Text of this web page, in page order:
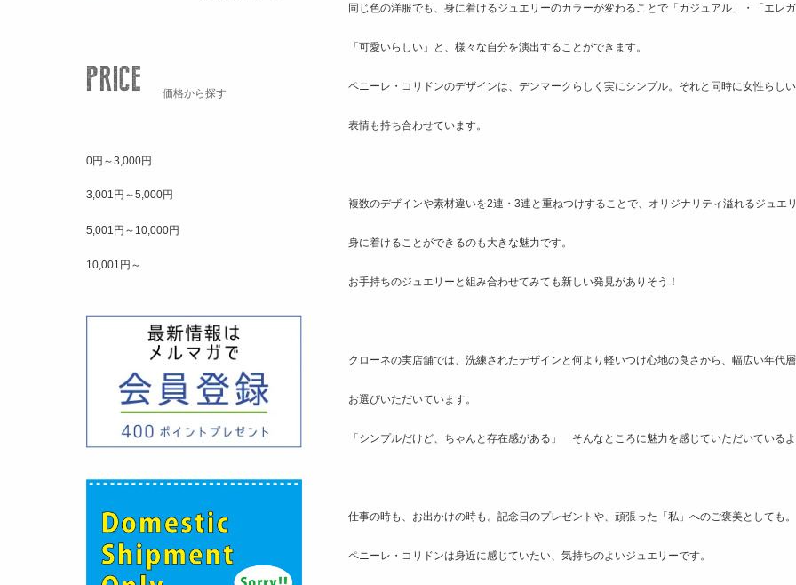
同じ色の洋服でも、身に着けるジュエリーのカラーが変わることで「カジュアル」・「エレ
「可愛いらしい」と、様々な自分を演出することができます。
ペニーレ・コリドンのデザインは、デンマークらしく実にシンプル。それと同時に女性らし
表情も持ち合わせています。
複数のデザインや素材違いを2連・3連と重ねつけすることで、オリジナリティ溢れるジュエ
身に着けることができるのも大きな魅力です。
お手持ちのジュエリーと組み合わせてみても新しい発見がありそう！
クローネの実店舗では、洗練されたデザインと何より軽いつけ心地の良さから、幅広い年代
お選びいただいています。
「シンプルだけど、ちゃんと存在感がある」 そんなところに魅力を感じていただいている
仕事の時も、お出かけの時も。記念日のプレゼントや、頑張った「私」へのご褒美としても。
ペニーレ・コリドンは身近に感じていたい、気持ちのよいジュエリーです。
価格から探す
0円～3,000円
3,001円～5,000円
5,001円～10,000円
10,001円～